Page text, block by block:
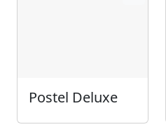
Postel Deluxe